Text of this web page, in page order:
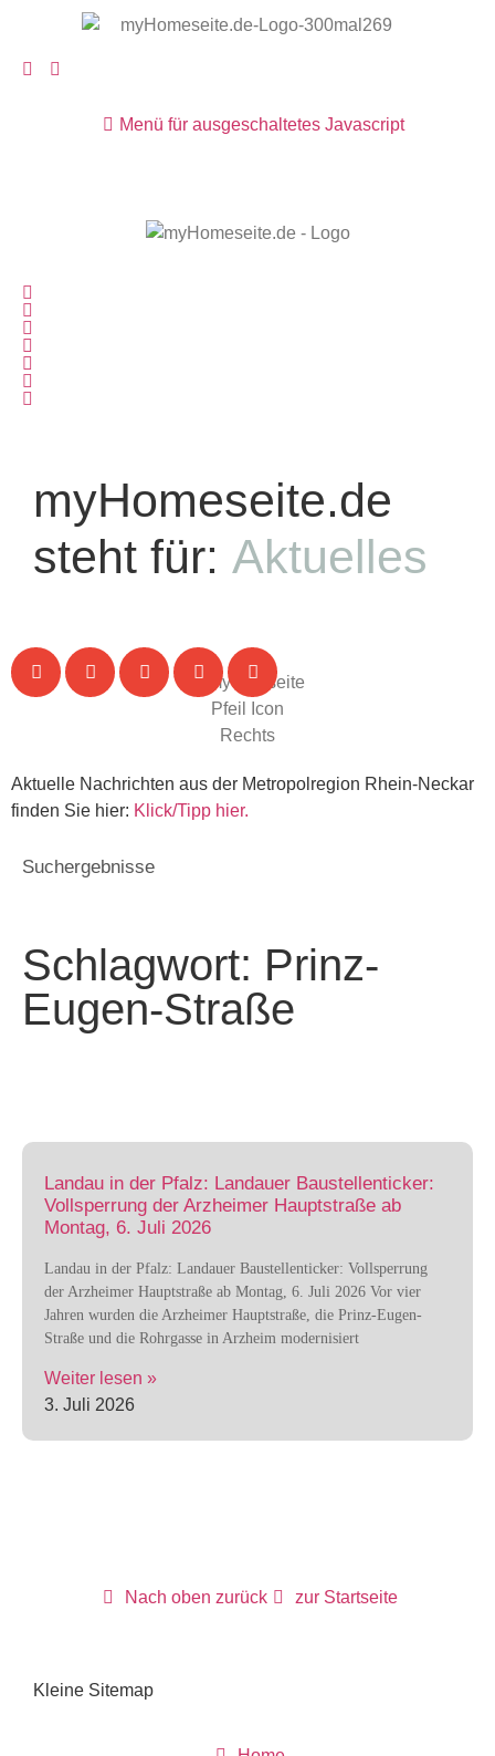
Menü für ausgeschaltetes Javascript
myHomeseite.de
steht für: Aktuelles
Aktuelle Nachrichten aus der Metropolregion Rhein-Neckar
finden Sie hier: Klick/Tipp hier.
Suchergebnisse
Schlagwort: Prinz-
Eugen-Straße
Landau in der Pfalz: Landauer Baustellenticker:
Vollsperrung der Arzheimer Hauptstraße ab
Montag, 6. Juli 2026
Landau in der Pfalz: Landauer Baustellenticker: Vollsperrung
der Arzheimer Hauptstraße ab Montag, 6. Juli 2026 Vor vier
Jahren wurden die Arzheimer Hauptstraße, die Prinz-Eugen-
Straße und die Rohrgasse in Arzheim modernisiert
Weiter lesen »
3. Juli 2026
Nach oben zurück zur Startseite
Kleine Sitemap